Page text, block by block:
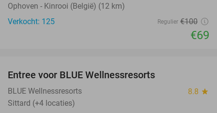
Ophoven - Kinrooi (België) (12 km)
Verkocht: 125
Regulier €100
€69
Entree voor BLUE Wellnessresorts
BLUE Wellnessresorts 8.8 star
Sittard (+4 locaties)